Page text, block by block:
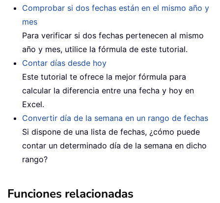
Comprobar si dos fechas están en el mismo año y
mes
Para verificar si dos fechas pertenecen al mismo
año y mes, utilice la fórmula de este tutorial.
Contar días desde hoy
Este tutorial te ofrece la mejor fórmula para
calcular la diferencia entre una fecha y hoy en
Excel.
Convertir día de la semana en un rango de fechas
Si dispone de una lista de fechas, ¿cómo puede
contar un determinado día de la semana en dicho
rango?
Funciones relacionadas